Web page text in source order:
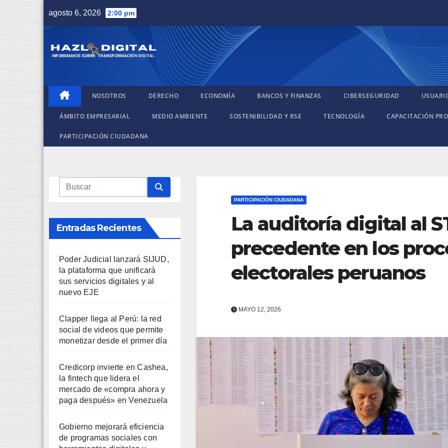
agosto 6, 2026 2:00 pm
NOSOTROS DERECHO ECONOMÍA BANCOS Y FINANZAS CIBERSEGURIDAD
ÁMBITO EMPRESARIAL MEDIO AMBIENTE SOSTENIBILIDAD Y RSE TECNOLOGÍA CAPACITACIÓN
PARTICIPACIÓN CIUDADANA
Entradas Recientes
Poder Judicial lanzará SIJUD,
la plataforma que unificará
sus servicios digitales y al
nuevo EJE
Clapper llega al Perú: la red
social de videos que permite
monetizar desde el primer día
Credicorp invierte en Cashea,
la fintech que lidera el
mercado de «compra ahora y
paga después» en Venezuela
Gobierno mejorará eficiencia
de programas sociales con
PARTICIPACIÓN CIUDADANA
La auditoría digital al
precedente en los
electorales peruanos
MAYO 12, 2026